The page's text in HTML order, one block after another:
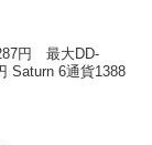
円 最大DD-
Saturn 6通貨1388